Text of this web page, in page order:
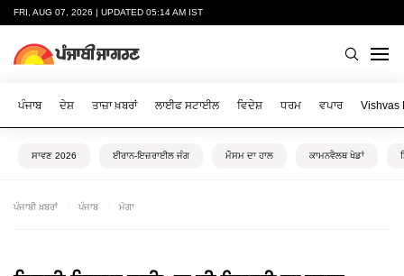
FRI, AUG 07, 2026 | UPDATED 05:14 AM IST
ਪੰਜਾਬ ਦੇਸ਼ ਤਾਜ਼ਾ ਖ਼ਬਰਾਂ ਲਾਈਫ ਸਟਾਈਲ ਵਿਦੇਸ਼ ਧਰਮ ਵਪਾਰ Vishvas
ਸਾਵਣ 2026 ਈਰਾਨ-ਇਜ਼ਰਾਈਲ ਜੰਗ ਮੌਸਮ ਦਾ ਹਾਲ ਕਾਮਨਵੈਲਥ ਖੇਡਾਂ
ਪੰਜਾਬੀ ਖ਼ਬਰਾਂ ਪੰਜਾਬ ਮੋਗਾ